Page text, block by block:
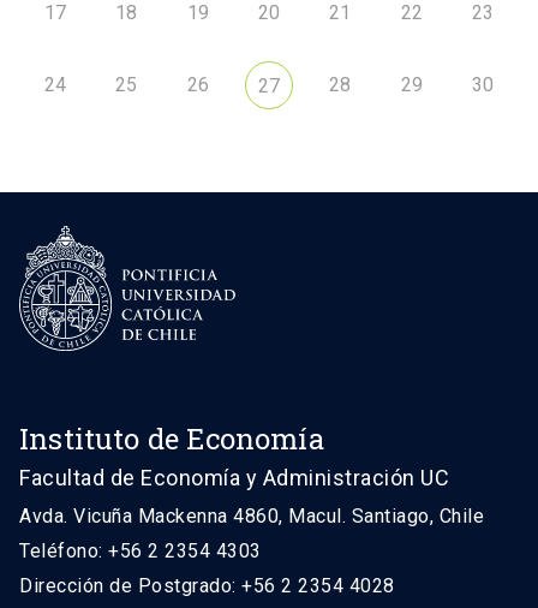
17 18 19 20 21 22 23
24 25 26 27 28 29 30
Instituto de Economía
Facultad de Economía y Administración UC
Avda. Vicuña Mackenna 4860, Macul. Santiago, Chile
Teléfono: +56 2 2354 4303
Dirección de Postgrado: +56 2 2354 4028